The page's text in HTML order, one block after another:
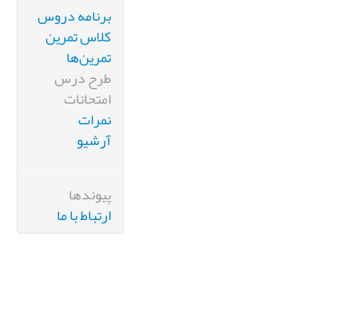
برنامه دروس
کلاس تمرین
تمرین‌ها
طرح درس
امتحانات
نمرات
آرشیو
پیوندها
ارتباط با ما